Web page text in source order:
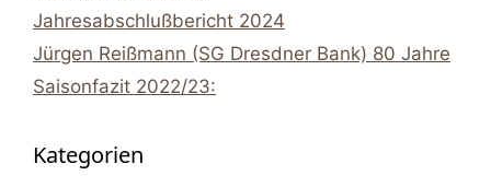
Jahresabschlußbericht 2024
Jürgen Reißmann (SG Dresdner Bank) 80 Jahre
Saisonfazit 2022/23:
Kategorien